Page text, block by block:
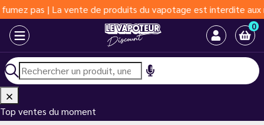
| La vente de produits du vapotage est interdite aux moins
0
Top ventes du moment